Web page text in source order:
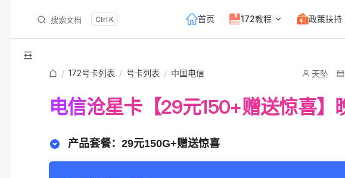
搜索文档 K 首页 172教程 政策扶持
/ 172号卡列表 / 号卡列表 / 中国电信 天坠
电信沧星卡【29元150+赠送惊喜】
产品套餐：29元150G+赠送惊喜